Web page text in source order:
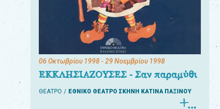
06 Οκτωβρίου 1998- 29 Νοεμβρίου 1998
ΕΚΚΛΗΣΙΑΖΟΥΣΕΣ - Σαν παραμύθι
ΘΕΑΤΡΟ ΕΘΝΙΚΟ ΘΕΑΤΡΟ ΣΚΗΝΗ ΚΑΤΙΝΑ ΠΑΞΙΝΟΥ